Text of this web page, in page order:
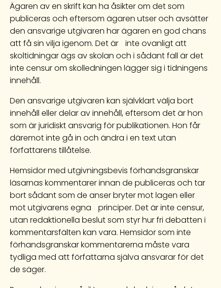
Ägaren av en skrift kan ha åsikter om det som
publiceras och eftersom ägaren utser och avsätter
den ansvarige utgivaren har ägaren en god chans
att få sin vilja igenom. Det är inte ovanligt att
skoltidningar ägs av skolan och i sådant fall är det
inte censur om skolledningen lägger sig i tidningens
innehåll.
Den ansvarige utgivaren kan självklart välja bort
innehåll eller delar av innehåll, eftersom det är hon
som är juridiskt ansvarig för publikationen. Hon får
däremot inte gå in och ändra i en text utan
författarens tillåtelse.
Hemsidor med utgivningsbevis förhandsgranskar
läsarnas kommentarer innan de publiceras och tar
bort sådant som de anser bryter mot lagen eller
mot utgivarens egna principer. Det är inte censur,
utan redaktionella beslut som styr hur fri debatten i
kommentarsfälten kan vara. Hemsidor som inte
förhandsgranskar kommentarerna måste vara
tydliga med att författarna själva ansvarar för det
de säger.